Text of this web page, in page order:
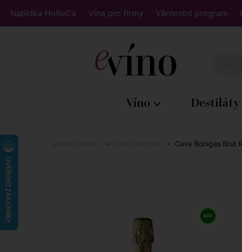
Nabídka HoReCa Vína pro firmy Věrnostní program
Víno Destiláty
Cava Bohigas Brut